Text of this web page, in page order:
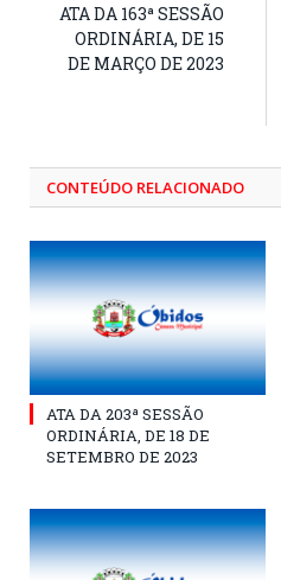
ATA DA 163ª SESSÃO
ORDINÁRIA, DE 15
DE MARÇO DE 2023
CONTEÚDO RELACIONADO
ATA DA 203ª SESSÃO
ORDINÁRIA, DE 18 DE
SETEMBRO DE 2023